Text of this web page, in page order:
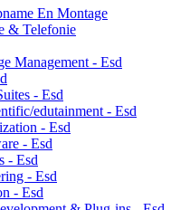
En Montage
& Telefonie
Management - Esd
- Esd
edutainment - Esd
- Esd
- Esd
- Esd
- Esd
- Esd